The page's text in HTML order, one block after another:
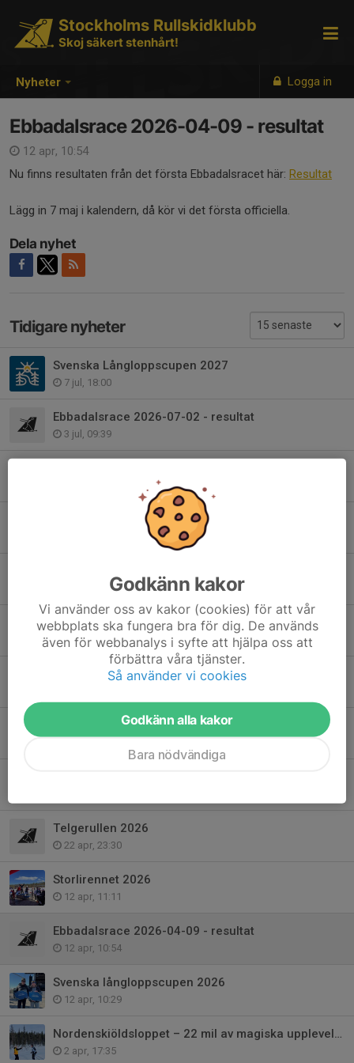
Nyheter Logga in
Stockholms Rullskidklubb
Skoj säkert stenhårt!
Ebbadalsrace 2026-04-09 - resultat
12 apr, 10:54
Nu finns resultaten från det första Ebbadalsracet här: Resultat
Lägg in 7 maj i kalendern, då kör vi det första officiella.
Dela nyhet
Tidigare nyheter
Svenska Långloppscupen 2027
7 jul, 18:00
Ebbadalsrace 2026-07-02 - resultat
3 jul, 09:39
TT Högdalen 2026-06-16 - resultat
15 jun, 14:31
Ebbadalsrace 2026-06-04 - resultat*
6 jun, 08:59
TT Högdalen 2026-05-19 - resultat
Telgerullen 2026
22 apr, 23:30
Storlirennet 2026
12 apr, 11:11
Ebbadalsrace 2026-04-09 - resultat
12 apr, 10:54
Svenska långloppscupen 2026
12 apr, 10:29
Nordenskiöldsloppet – 22 mil av magiska upplevelser
2 apr, 17:35
Godkänn kakor
Vi använder oss av kakor (cookies) för att vår
webbplats ska fungera bra för dig. De används
även för webbanalys i syfte att hjälpa oss att
förbättra våra tjänster.
Så använder vi cookies
Godkänn alla kakor
Bara nödvändiga